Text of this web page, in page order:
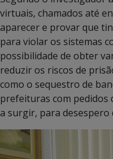
virtuais, chamados até
aparecer e provar que
para violar os sistemas
possibilidade de obter
reduzir os riscos de
como o sequestro de
prefeituras com pedidos
a surgir, para desespero